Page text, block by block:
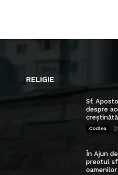
RELIGIE
Sf.
despre
Codlea
În Ajun
preotul
oamenilor